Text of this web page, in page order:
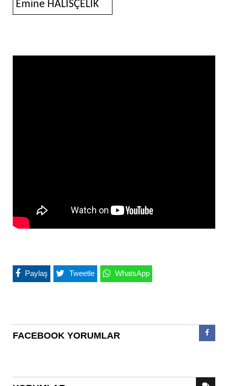
Emine HALISÇELIK
Paylaş Tweetle WhatsApp
FACEBOOK YORUMLAR